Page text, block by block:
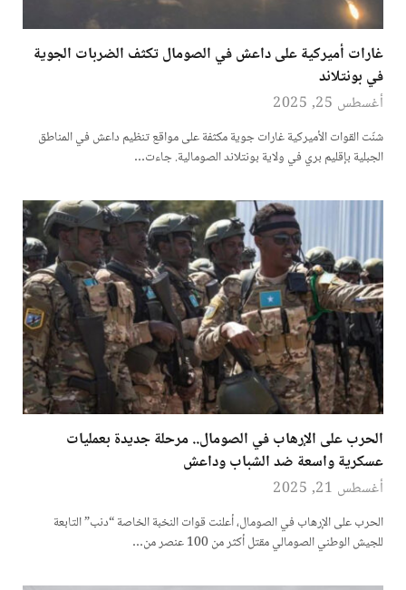
غارات أميركية على داعش في الصومال تكثف الضربات الجوية
في بونتلاند
أغسطس 25, 2025
شنّت القوات الأميركية غارات جوية مكثفة على مواقع تنظيم داعش في المناطق
الجبلية بإقليم بري في ولاية بونتلاند الصومالية. جاءت…
الحرب على الإرهاب في الصومال.. مرحلة جديدة بعمليات
عسكرية واسعة ضد الشباب وداعش
أغسطس 21, 2025
الحرب على الإرهاب في الصومال، أعلنت قوات النخبة الخاصة “دنب” التابعة
للجيش الوطني الصومالي مقتل أكثر من 100 عنصر من…